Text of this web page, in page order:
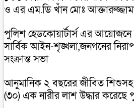
ও এর এম.ডি খাঁন মোঃ
পুলিশ হেডকোয়ার্টার্স এর আয়োজনে
সার্বিক আইন-শৃঙ্খলা,জনগনের
সংক্রান্ত সভা
আনুমানিক ২ বছরের জীবিত শিশুসহ
(৩০) এক নারীর লাশ উদ্ধার করেছে